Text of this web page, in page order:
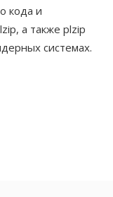
кода и
а также plzip
системах.